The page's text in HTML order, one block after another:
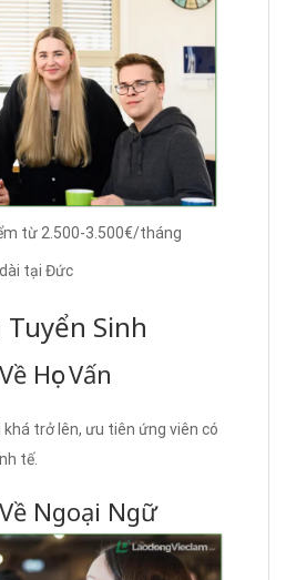
từ 2.500-3.500€/tháng
tại Đức
Sinh
Học Vấn
trở lên, ưu tiên ứng viên có
tế.
Ngoại Ngữ